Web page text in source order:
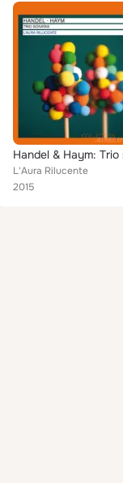
L'Aura Rilucente
2015